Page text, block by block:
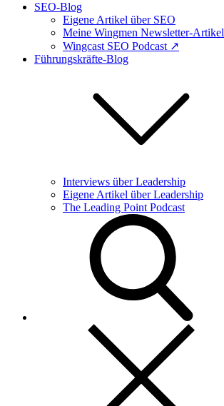
SEO-Blog
Eigene Artikel über SEO
Meine Wingmen Newsletter-Artikel
Wingcast SEO Podcast ↗
Führungskräfte-Blog
Interviews über Leadership
Eigene Artikel über Leadership
The Leading Point Podcast